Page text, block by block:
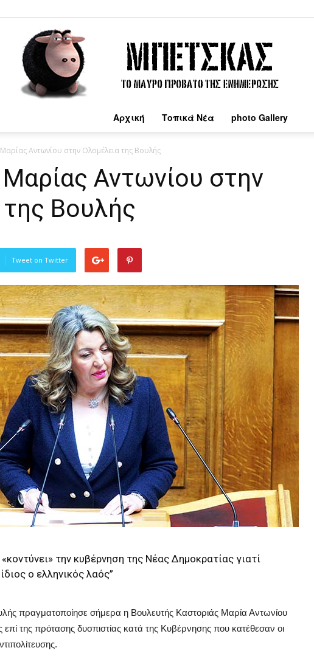
Αρχική Τοπικά Νέα photo Gallery
Μαρίας Αντωνίου στην Ολομέλεια της Βουλής
Μαρίας Αντωνίου στην
Βουλής
Tweet on Twitter
την κυβέρνηση της Νέας Δημοκρατίας γιατί
ο ελληνικός λαός”
πραγματοποίησε σήμερα η Βουλευτής Καστοριάς Μαρία Αντωνίου
επί της πρότασης δυσπιστίας κατά της Κυβέρνησης που κατέθεσαν οι